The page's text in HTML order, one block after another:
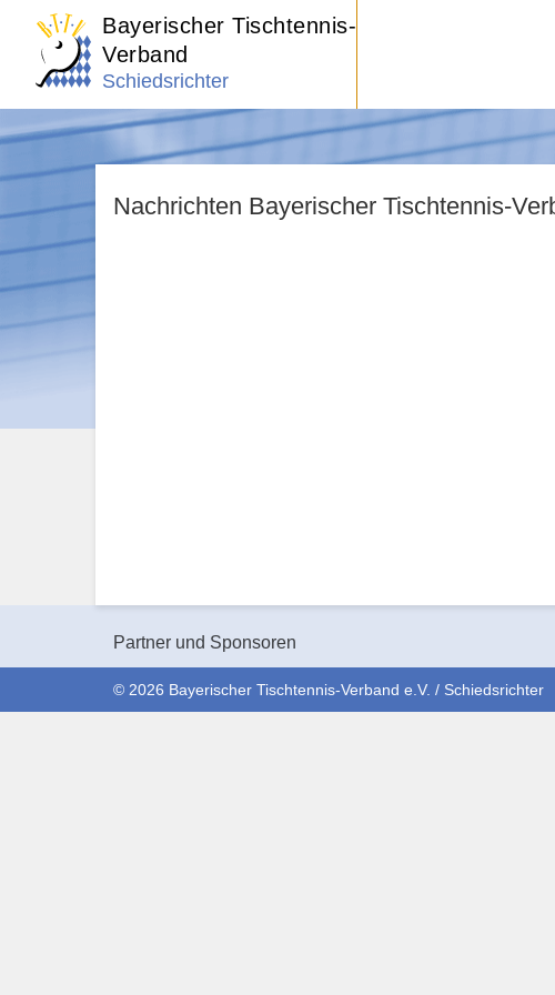
Bayerischer Tischtennis-
Verband
Schiedsrichter
Nachrichten Bayerischer Tischtennis-
Partner und Sponsoren
© 2026 Bayerischer Tischtennis-Verband e.V. / Schiedsrichter